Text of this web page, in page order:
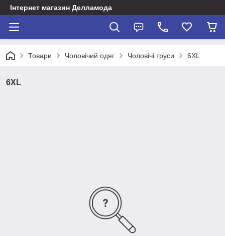
Інтернет магазин Делламода
Товари Чоловічий одяг Чоловічі труси 6XL
6XL